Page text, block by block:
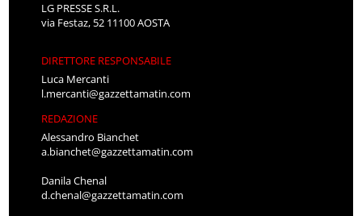
LG PRESSE S.R.L.
via Festaz, 52 11100 AOSTA
DIRETTORE RESPONSABILE
Luca Mercanti
l.mercanti@gazzettamatin.com
REDAZIONE
Alessandro Bianchet
a.bianchet@gazzettamatin.com
Danila Chenal
d.chenal@gazzettamatin.com